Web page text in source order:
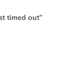
timed out”